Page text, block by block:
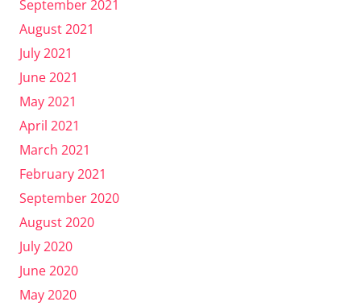
September 2021
August 2021
July 2021
June 2021
May 2021
April 2021
March 2021
February 2021
September 2020
August 2020
July 2020
June 2020
May 2020